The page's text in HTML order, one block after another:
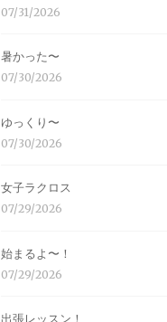
07/31/2026
暑かった〜
07/30/2026
ゆっくり〜
07/30/2026
女子ラクロス
07/29/2026
始まるよ〜！
07/29/2026